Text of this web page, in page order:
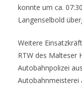
konnte um ca.
Langenselbold
Weitere
RTW des Malteser
Autobahnpolizei
Autobahnmeisterei